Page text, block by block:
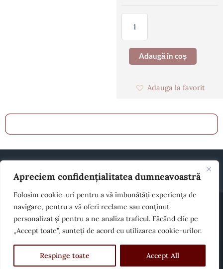
Apreciem confidențialitatea dumneavoastră
Folosim cookie-uri pentru a vă îmbunătăți experiența de
navigare, pentru a vă oferi reclame sau conținut
personalizat și pentru a ne analiza traficul. Făcând clic pe
„Accept toate”, sunteți de acord cu utilizarea cookie-urilor.
Respinge toate Accept All
Adaugă în coș
Adauga la favorit
© 2026 Toate drepturile rezervate House of Cookies
Termeni si condiții Politică de cookies